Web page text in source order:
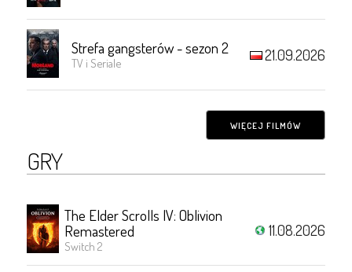
Strefa gangsterów - sezon 2
TV i Seriale 21.09.2026
WIĘCEJ FILMÓW
GRY
The Elder Scrolls IV: Oblivion
Remastered
Switch 2
11.08.2026